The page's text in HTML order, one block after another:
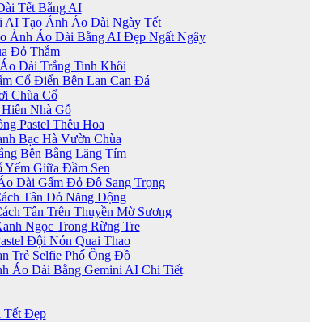
Tết Bằng AI
AI Tạo Ảnh Áo Dài Ngày Tết
Ảnh Áo Dài Bằng AI Đẹp Ngất Ngây
Đỏ Thắm
Dài Trắng Tinh Khôi
Cổ Điển Bên Lan Can Đá
Chùa Cổ
Nhà Gỗ
Pastel Thêu Hoa
Bạc Hà Vườn Chùa
Bên Bằng Lăng Tím
Yếm Giữa Đầm Sen
Dài Gấm Đỏ Đô Sang Trọng
Tân Đỏ Năng Động
Tân Trên Thuyền Mờ Sương
Ngọc Trong Rừng Tre
Đội Nón Quai Thao
Trẻ Selfie Phố Ông Đồ
Áo Dài Bằng Gemini AI Chi Tiết
Tết Đẹp